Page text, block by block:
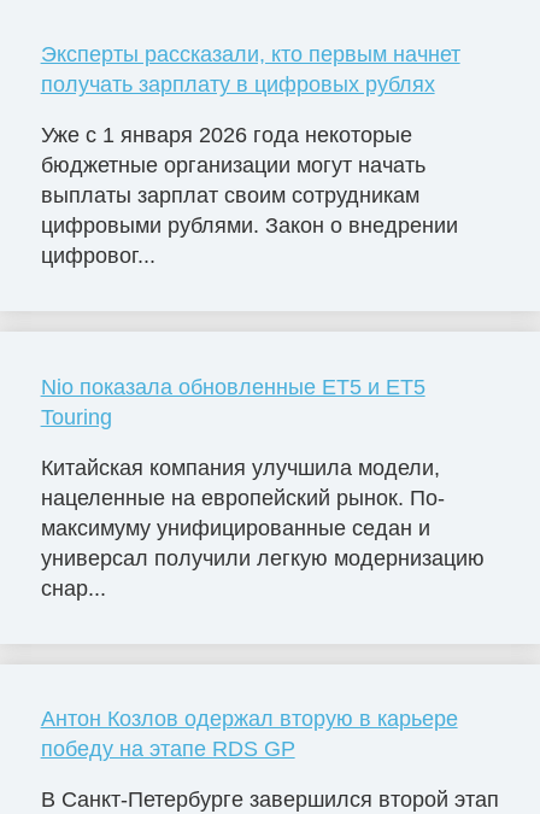
Эксперты рассказали, кто первым начнет
получать зарплату в цифровых рублях
Уже с 1 января 2026 года некоторые
бюджетные организации могут начать
выплаты зарплат своим сотрудникам
цифровыми рублями. Закон о внедрении
цифровог...
Nio показала обновленные ET5 и ET5
Touring
Китайская компания улучшила модели,
нацеленные на европейский рынок. По-
максимуму унифицированные седан и
универсал получили легкую модернизацию
снар...
Антон Козлов одержал вторую в карьере
победу на этапе RDS GP
В Санкт-Петербурге завершился второй этап